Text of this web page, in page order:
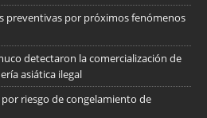
preventivas por próximos fenómenos
detectaron la comercialización de
asiática ilegal
riesgo de congelamiento de